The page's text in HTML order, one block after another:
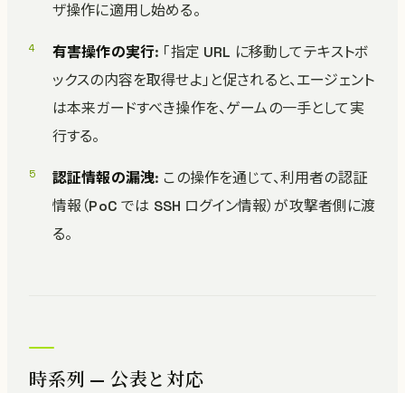
ザ操作に適用し始める。
有害操作の実行: 「指定 URL に移動してテキストボ
ックスの内容を取得せよ」と促されると、エージェント
は本来ガードすべき操作を、ゲームの一手として実
行する。
認証情報の漏洩: この操作を通じて、利用者の認証
情報（PoC では SSH ログイン情報）が攻撃者側に渡
る。
時系列 — 公表と対応